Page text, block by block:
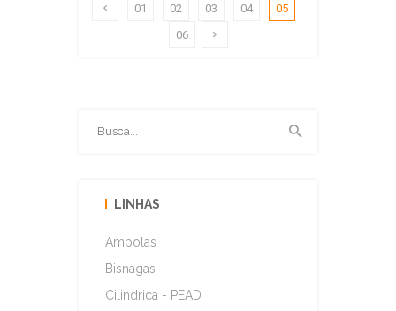
01 02 03 04
05
06
LINHAS
Ampolas
Bisnagas
Cilindrica - PEAD